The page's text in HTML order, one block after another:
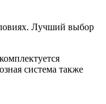
Лучший выбор
система также